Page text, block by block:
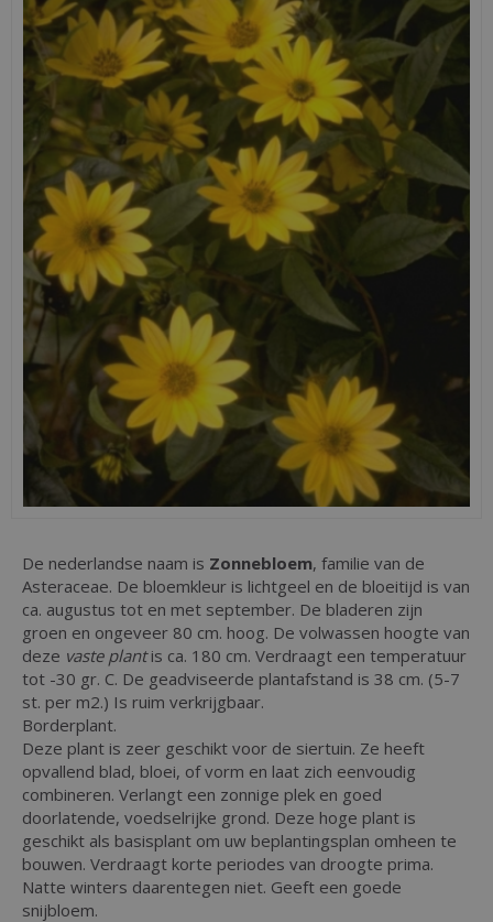
De nederlandse naam is Zonnebloem, familie van de
Asteraceae. De bloemkleur is lichtgeel en de bloeitijd is van
ca. augustus tot en met september. De bladeren zijn
groen en ongeveer 80 cm. hoog. De volwassen hoogte van
deze vaste plantis ca. 180 cm. Verdraagt een temperatuur
tot -30 gr. C. De geadviseerde plantafstand is 38 cm. (5-7
st. per m2.) Is ruim verkrijgbaar.
Borderplant.
Deze plant is zeer geschikt voor de siertuin. Ze heeft
opvallend blad, bloei, of vorm en laat zich eenvoudig
combineren. Verlangt een zonnige plek en goed
doorlatende, voedselrijke grond. Deze hoge plant is
geschikt als basisplant om uw beplantingsplan omheen te
bouwen. Verdraagt korte periodes van droogte prima.
Natte winters daarentegen niet. Geeft een goede
snijbloem.